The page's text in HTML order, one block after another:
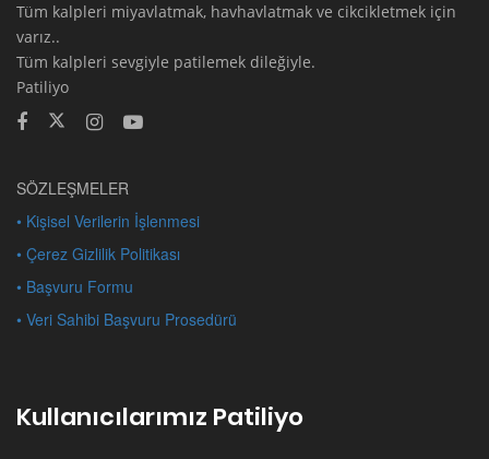
Tüm kalpleri miyavlatmak, havhavlatmak ve cikcikletmek için
varız..
Tüm kalpleri sevgiyle patilemek dileğiyle.
Patiliyo
SÖZLEŞMELER
• Kişisel Verilerin İşlenmesi
• Çerez Gizlilik Politikası
• Başvuru Formu
• Veri Sahibi Başvuru Prosedürü
Kullanıcılarımız Patiliyo